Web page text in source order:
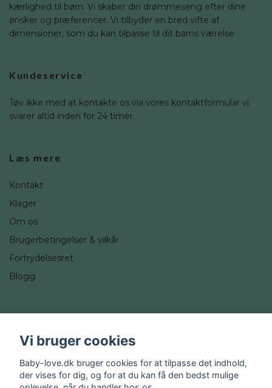
kærlighed til børn. Vi skaber din drømmeseng efter dine
ønsker og præferencer. Vi tilbyder en bred vifte af
dimensioner, som du kan tilpasse til dit barns værelse.
Kundeservice
Tøv ikke med at kontakte os via vores kontaktformular vi
svarer altid inden for 24 timer.
Læs mere
Kontakt
Klager
Om os
Brugerbetingelser & vilkår
Fortrydelsesret
Blogg
Instagram
Vi bruger cookies
Baby-love.dk bruger cookies for at tilpasse det indhold,
der vises for dig, og for at du kan få den bedst mulige